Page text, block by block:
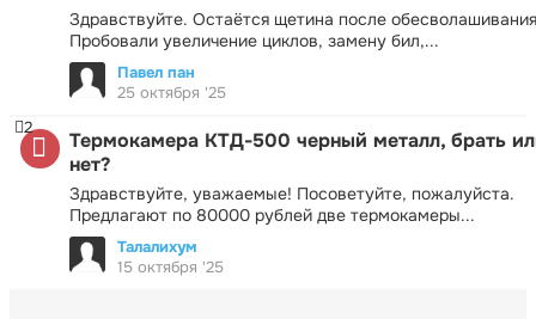
Здравствуйте. Остаётся щетина после
Пробовали увеличение циклов, замену бил,...
Павел пан
25 октября '25
Термокамера КТД-500 черный металл, брать
нет?
Здравствуйте, уважаемые! Посоветуйте, пожалуйста.
Предлагают по 80000 рублей две термокамеры...
2
Талалихум
15 октября '25